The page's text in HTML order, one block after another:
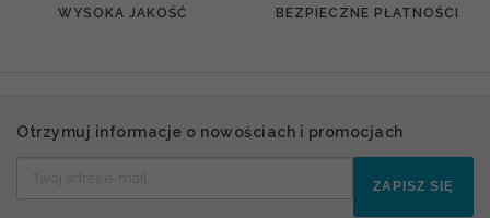
WYSOKA JAKOŚĆ BEZPIECZNE PŁATNOŚCI
Otrzymuj informacje o nowościach i promocjach
ZAPISZ SIĘ